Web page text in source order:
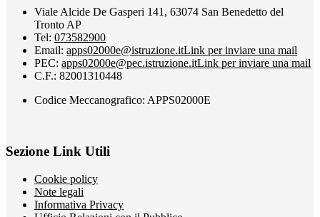
Viale Alcide De Gasperi 141, 63074 San Benedetto del
Tronto AP
Tel: 073582900
Email: apps02000e@istruzione.itLink per inviare una mail
PEC: apps02000e@pec.istruzione.itLink per inviare una mail
C.F.: 82001310448
Codice Meccanografico: APPS02000E
Sezione Link Utili
Cookie policy
Note legali
Informativa Privacy